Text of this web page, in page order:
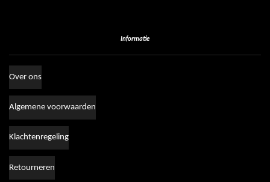
Informatie
Over ons
Algemene voorwaarden
Klachtenregeling
Retourneren